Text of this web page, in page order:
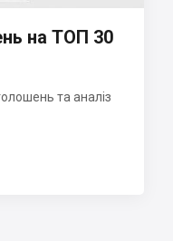
на ТОП 30
та аналіз